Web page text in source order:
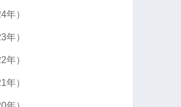
年）
年）
年）
年）